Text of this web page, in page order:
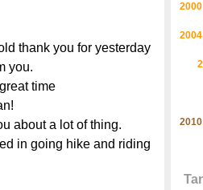
thank you for yesterday
you.
time
about a lot of thing.
in going hike and riding
2000
2004
2010